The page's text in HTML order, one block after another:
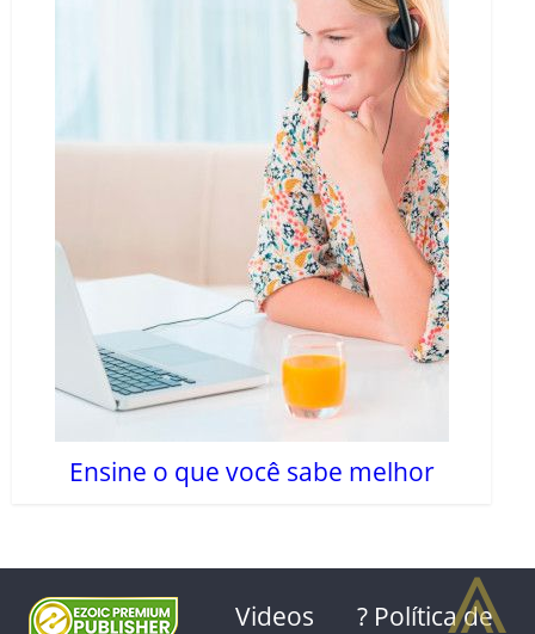
Ensine o que você sabe melhor
Videos ? Política de
⩓